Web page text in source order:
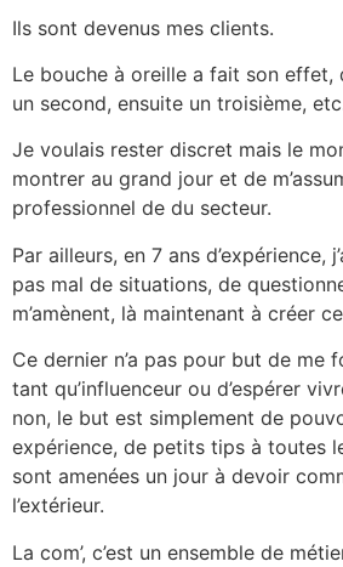
Ils sont devenus mes clients.
Le bouche à oreille a fait son effet,
un second, ensuite un troisième,
Je voulais rester discret mais le
montrer au grand jour et de
professionnel de du secteur.
Par ailleurs, en 7 ans d’expérience,
pas mal de situations, de
m’amènent, là maintenant à créer
Ce dernier n’a pas pour but de me
tant qu’influenceur ou d’espérer
non, le but est simplement de
expérience, de petits tips à toutes
sont amenées un jour à devoir
l’extérieur.
La com’, c’est un ensemble de